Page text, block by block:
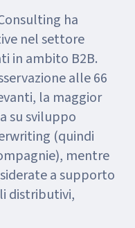
ha
nel settore
in ambito B2B.
alle 66
la maggior
su sviluppo
(quindi
mentre
a supporto
distributivi,